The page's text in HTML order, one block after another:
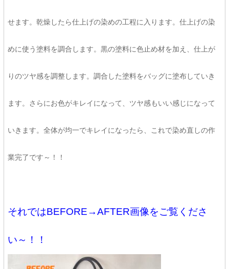
せます。乾燥したら仕上げの染めの工程に入ります。仕上げの染
めに使う塗料を調合します。黒の塗料に色止め材を加え、仕上が
りのツヤ感を調整します。調合した塗料をバッグに塗布していき
ます。さらにお色がキレイになって、ツヤ感もいい感じになって
いきます。全体が均一でキレイになったら、これで染め直しの作
業完了です～！！
それではBEFORE→AFTER画像をご覧くださ
い～！！